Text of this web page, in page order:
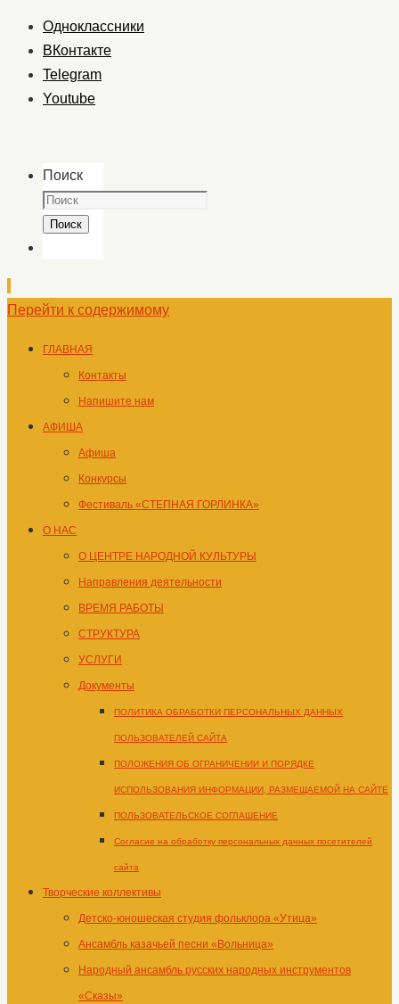
Одноклассники
ВКонтакте
Telegram
Youtube
Поиск
Поиск
Перейти к содержимому
ГЛАВНАЯ
Контакты
Напишите нам
АФИША
Афиша
Конкурсы
Фестиваль «СТЕПНАЯ ГОРЛИНКА»
О НАС
О ЦЕНТРЕ НАРОДНОЙ КУЛЬТУРЫ
Направления деятельности
ВРЕМЯ РАБОТЫ
СТРУКТУРА
УСЛУГИ
Документы
ПОЛИТИКА ОБРАБОТКИ ПЕРСОНАЛЬНЫХ ДАННЫХ
ПОЛЬЗОВАТЕЛЕЙ САЙТА
ПОЛОЖЕНИЯ ОБ ОГРАНИЧЕНИИ И ПОРЯДКЕ
ИСПОЛЬЗОВАНИЯ ИНФОРМАЦИИ, РАЗМЕЩАЕМОЙ НА САЙТЕ
ПОЛЬЗОВАТЕЛЬСКОЕ СОГЛАШЕНИЕ
Согласие на обработку персональных данных посетителей
сайта
Творческие коллективы
Детско-юношеская студия фольклора «Утица»
Ансамбль казачьей песни «Вольница»
Народный ансамбль русских народных инструментов
«Сказы»